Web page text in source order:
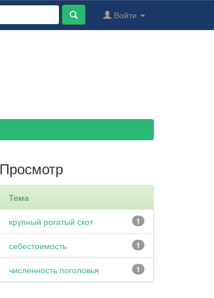
Войти
Просмотр
Тема
1
крупный рогатый скот
1
себестоимость
1
численность поголовья